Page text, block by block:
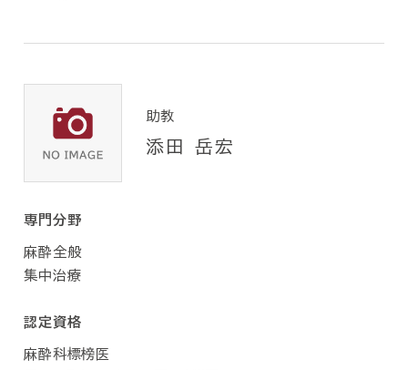
助教
添田 岳宏
専門分野
麻酔全般
集中治療
認定資格
麻酔科標榜医